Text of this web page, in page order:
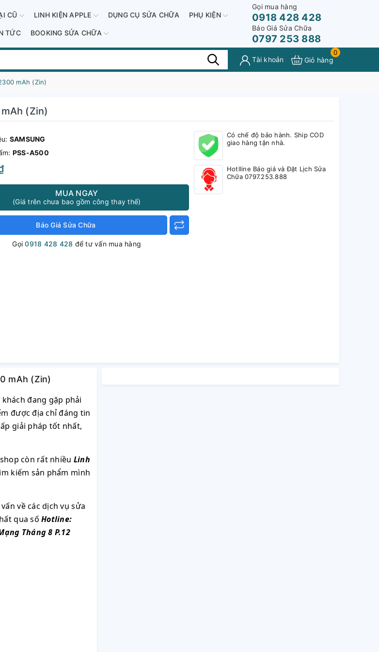
CŨ LINH KIỆN APPLE DỤNG CỤ SỬA CHỮA PHỤ KIỆN
TỨC BOOKING SỬA CHỮA
Gọi mua hàng
0918 428 428
Báo Giá Sửa Chữa
0797 253 888
Tài khoản
0
Giỏ hàng
mAh (Zin)
(Zin)
SAMSUNG
PSS-A500
MUA NGAY
(Giá trên chưa bao gồm công thay thế)
Báo Giá Sửa Chữa
Gọi0918 428 428 để tư vấn mua hàng
Có chế độ bảo hành. Ship COD
giao hàng tận nhà.
Hotlline Báo giá và Đặt Lịch Sửa
Chữa 0797.253.888
mAh (Zin)
khách đang gặp phải
được địa chỉ đáng tin
giải pháp tốt nhất,
shop còn rất nhiều Linh
kiếm sản phẩm mình
về các dịch vụ sửa
qua sốHotline:
Tháng 8 P.12